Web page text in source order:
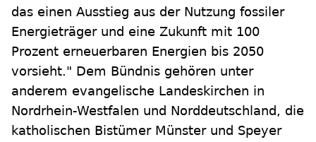
das einen Ausstieg aus der Nutzung fossiler
Energieträger und eine Zukunft mit 100
Prozent erneuerbaren Energien bis 2050
vorsieht." Dem Bündnis gehören unter
anderem evangelische Landeskirchen in
Nordrhein-Westfalen und Norddeutschland, die
katholischen Bistümer Münster und Speyer